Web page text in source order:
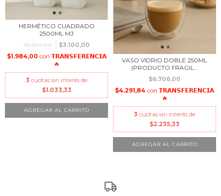
HERMÉTICO CUADRADO
2500ML MJ
$3.861,00
$3.100,00
$1.984,00 con 𝗧𝗥𝗔𝗡𝗦𝗙𝗘𝗥𝗘𝗡𝗖𝗜𝗔
🔥
3 cuotas sin interés de
$1.033,33
VASO VIDRIO DOBLE 250ML
(PRODUCTO FRAGIL...
$6.706,00
$4.291,84 con 𝗧𝗥𝗔𝗡𝗦𝗙𝗘𝗥𝗘𝗡𝗖𝗜𝗔
🔥
3 cuotas sin interés de
$2.235,33